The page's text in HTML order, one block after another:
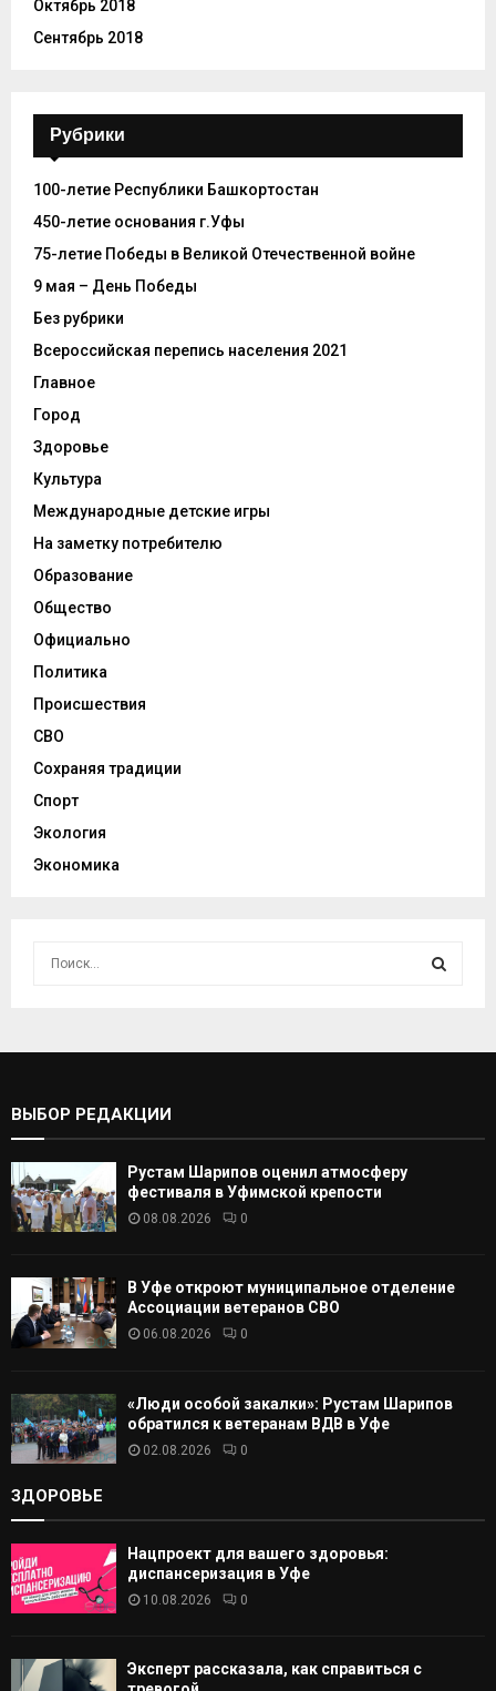
Октябрь 2018
Сентябрь 2018
Рубрики
100-летие Республики Башкортостан
450-летие основания г.Уфы
75-летие Победы в Великой Отечественной войне
9 мая – День Победы
Без рубрики
Всероссийская перепись населения 2021
Главное
Город
Здоровье
Культура
Международные детские игры
На заметку потребителю
Образование
Общество
Официально
Политика
Происшествия
СВО
Сохраняя традиции
Спорт
Экология
Экономика
С
А
ВЫБОР РЕДАКЦИИ
Рустам Шарипов оценил атмосферу
фестиваля в Уфимской крепости
08.08.2026 0
В Уфе откроют муниципальное отделение
Ассоциации ветеранов СВО
06.08.2026 0
«Люди особой закалки»: Рустам Шарипов
обратился к ветеранам ВДВ в Уфе
02.08.2026 0
ЗДОРОВЬЕ
Нацпроект для вашего здоровья:
диспансеризация в Уфе
10.08.2026 0
Эксперт рассказала, как справиться с